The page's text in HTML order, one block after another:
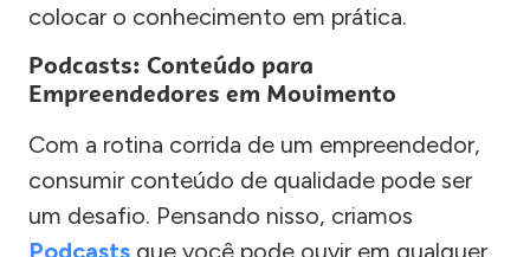
colocar o conhecimento em prática.
Podcasts: Conteúdo para
Empreendedores em Movimento
Com a rotina corrida de um empreendedor,
consumir conteúdo de qualidade pode ser
um desafio. Pensando nisso, criamos
Podcasts que você pode ouvir em qualquer